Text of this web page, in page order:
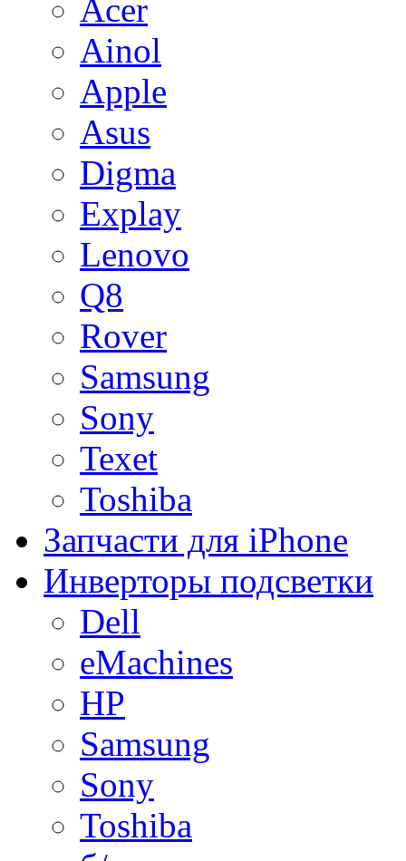
Acer
Ainol
Apple
Asus
Digma
Explay
Lenovo
Q8
Rover
Samsung
Sony
Texet
Toshiba
Запчасти для iPhone
Инверторы подсветки
Dell
eMachines
HP
Samsung
Sony
Toshiba